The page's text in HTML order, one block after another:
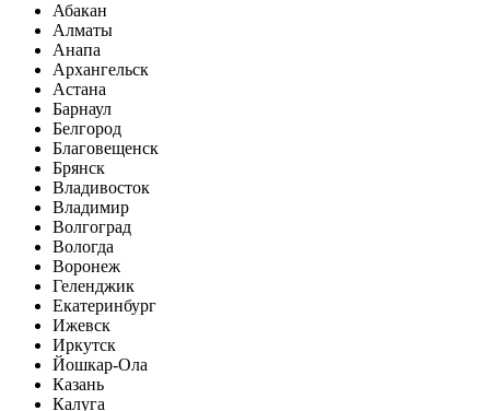
Абакан
Алматы
Анапа
Архангельск
Астана
Барнаул
Белгород
Благовещенск
Брянск
Владивосток
Владимир
Волгоград
Вологда
Воронеж
Геленджик
Екатеринбург
Ижевск
Иркутск
Йошкар-Ола
Казань
Калуга